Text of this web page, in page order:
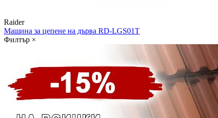
Raider
Машина за цепене на дърва RD-LGS01T
Филтър ×